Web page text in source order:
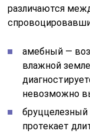
различаются
амебный —
влажной
невозможно
протекает